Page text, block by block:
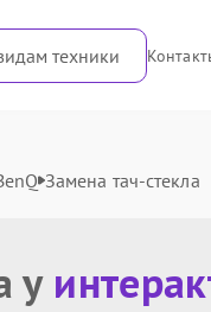
техники
Замена тач-стекла
у